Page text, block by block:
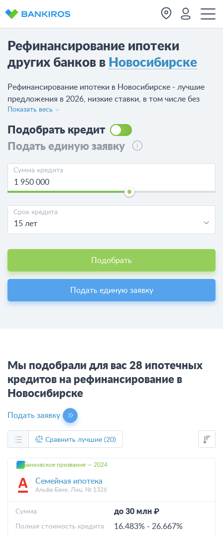
Рефинансирование ипотеки
других банков в Новосибирске
Рефинансирование ипотеки в Новосибирске - лучшие
предложения в 2026, низкие ставки, в том числе без
подтверждения дохода! Сравните 28 предложений от
19 банков, посмотрите, в каких банках можно сделать
рефинансирование ипотечного кредита в
Новосибирске, оставьте заявку.
Показать весь
Подобрать кредит
Подать единую заявку
Сумма кредита
Срок кредита
15 лет
Подобрать
Подать единую заявку
Мы подобрали для вас 28 ипотечных
кредитов на рефинансирование в
Новосибирске
Подать заявку
Сравнить лучшие (20)
Банковское призвание — 2024
Семейная ипотека
Альфа-Банк, Лиц. № 1326
до 30 млн ₽
Cумма
16.483% - 26.667%
Полная стоимость кредита